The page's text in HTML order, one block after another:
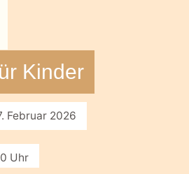
Kinder
Februar 2026
Uhr